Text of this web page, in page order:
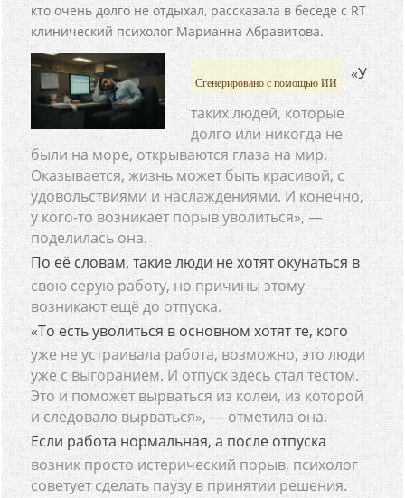
кто очень долго не отдыхал, рассказала в беседе с RT
клинический психолог Марианна Абравитова.
Сгенерировано с помощью ИИ
«У
таких людей, которые
долго или никогда не
были на море, открываются глаза на мир.
Оказывается, жизнь может быть красивой, с
удовольствиями и наслаждениями. И конечно,
у кого-то возникает порыв уволиться», —
поделилась она.
По её словам, такие люди не хотят окунаться в
свою серую работу, но причины этому
возникают ещё до отпуска.
«То есть уволиться в основном хотят те, кого
уже не устраивала работа, возможно, это люди
уже с выгоранием. И отпуск здесь стал тестом.
Это и поможет вырваться из колеи, из которой
и следовало вырваться», — отметила она.
Если работа нормальная, а после отпуска
возник просто истерический порыв, психолог
советует сделать паузу в принятии решения.